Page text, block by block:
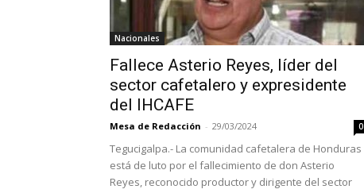
Nacionales
Fallece Asterio Reyes, líder del
sector cafetalero y expresidente
del IHCAFE
Mesa de Redacción - 29/03/2024 0
Tegucigalpa.- La comunidad cafetalera de Honduras
está de luto por el fallecimiento de don Asterio
Reyes, reconocido productor y dirigente del sector